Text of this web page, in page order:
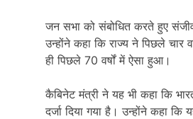
जन सभा को संबोधित करते हुए
उन्होंने कहा कि राज्य ने पिछले चार
ही पिछले 70 वर्षों में ऐसा हुआ।
कैबिनेट मंत्री ने यह भी कहा कि
दर्जा दिया गया है। उन्होंने कहा